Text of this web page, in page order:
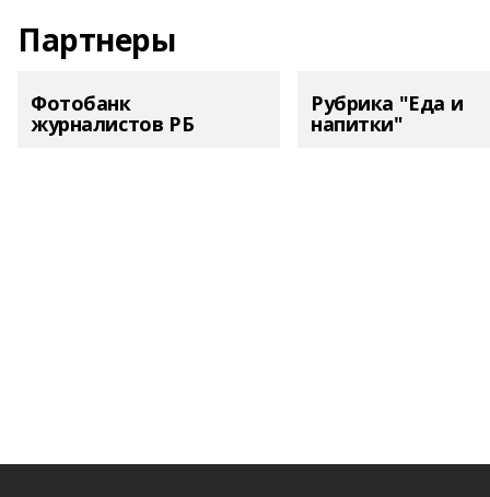
Партнеры
Фотобанк
журналистов РБ
Рубрика "Еда и
напитки"